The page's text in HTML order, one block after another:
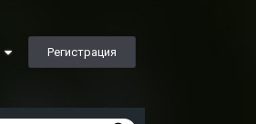
Регистрация